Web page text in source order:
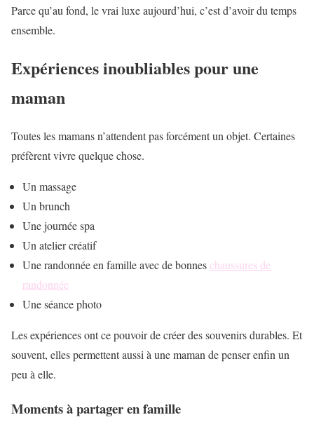
Parce qu’au fond, le vrai luxe aujourd’hui, c’est d’avoir du temps
ensemble.
Expériences inoubliables pour une
maman
Toutes les mamans n’attendent pas forcément un objet. Certaines
préfèrent vivre quelque chose.
Un massage
Un brunch
Une journée spa
Un atelier créatif
Une randonnée en famille avec de bonneschaussures de
randonnée
Une séance photo
Les expériences ont ce pouvoir de créer des souvenirs durables. Et
souvent, elles permettent aussi à une maman de penser enfin un
peu à elle.
Moments à partager en famille